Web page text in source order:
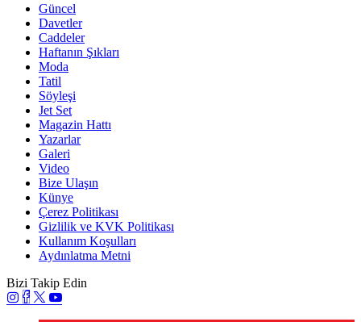
Güncel
Davetler
Caddeler
Haftanın Şıkları
Moda
Tatil
Söyleşi
Jet Set
Magazin Hattı
Yazarlar
Galeri
Video
Bize Ulaşın
Künye
Çerez Politikası
Gizlilik ve KVK Politikası
Kullanım Koşulları
Aydınlatma Metni
Bizi Takip Edin